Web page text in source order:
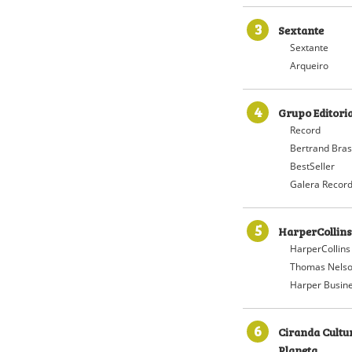
3 Sextante
Sextante
Arqueiro
4 Grupo
Record
Bertrand
BestSeller
Galera Record
5
HarperCollins
Thomas
Harper
6
Ciranda